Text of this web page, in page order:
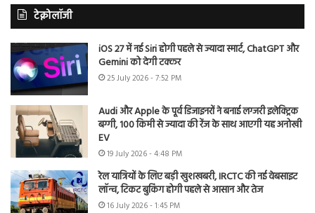
टेक्नोलॉजी
iOS 27 में नई Siri होगी पहले से ज्यादा स्मार्ट, ChatGPT और
Gemini को देगी टक्कर
25 July 2026 - 7:52 PM
Audi और Apple के पूर्व डिजाइनरों ने बनाई लग्जरी इलेक्ट्रिक
बग्गी, 100 किमी से ज्यादा की रेंज के साथ आएगी यह अनोखी
EV
19 July 2026 - 4:48 PM
रेल यात्रियों के लिए बड़ी खुशखबरी, IRCTC की नई वेबसाइट
लॉन्च, टिकट बुकिंग होगी पहले से आसान और तेज
16 July 2026 - 1:45 PM